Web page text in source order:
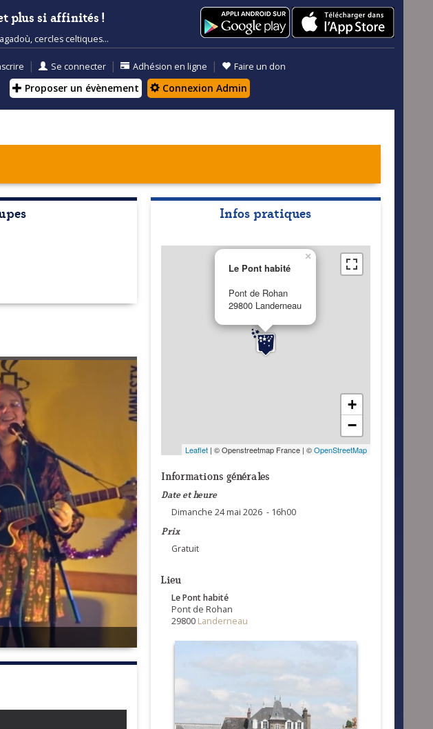
plus si affinités !
cercles celtiques...
| Se connecter | Adhésion en ligne | Faire un don
Proposer un évènement Connexion Admin
Infos pratiques
Le Pont habité
Pont de Rohan
29800 Landerneau
×
+
−
Leaflet| © Openstreetmap France | ©OpenStreetMap
Informations générales
Date et heure
Dimanche 24 mai 2026 - 16h00
Prix
Gratuit
Lieu
Le Pont habité
Pont de Rohan
29800 Landerneau